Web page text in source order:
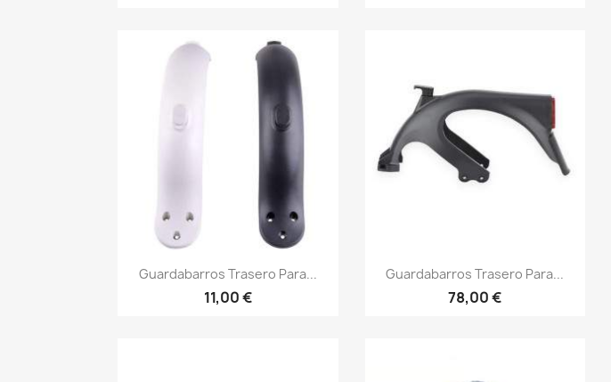
Vista rápida
Guardabarros Trasero Para...
11,00 €
Vista rápida
Guardabarros Trasero Para...
78,00 €